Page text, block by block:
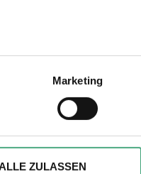
können
Präferenzen imAbschnitt
anbieten zu können und
Verwendung unserer
Marketing
ZULASSEN
Hütte | zdf